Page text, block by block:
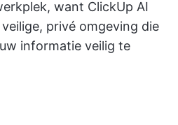
want ClickUp AI
privé omgeving die
informatie veilig te